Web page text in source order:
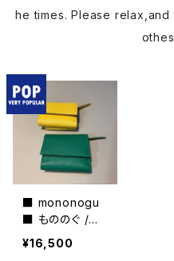
he times. Please
■ mononogu
■ もののぐ /ミ
ニウォレットSLG
2ーGS■MADE
¥16,500